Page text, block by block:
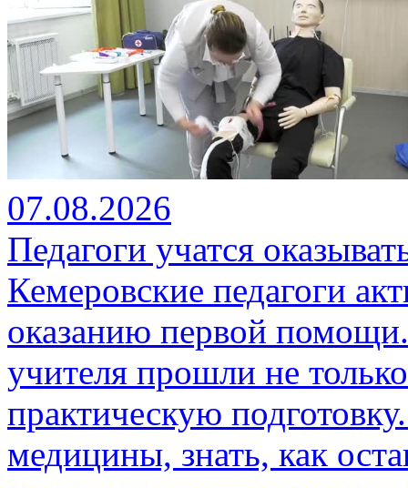
07.08.2026
Педагоги учатся
Кемеровские педагоги
оказанию первой
учителя прошли не
практическую
медицины, знать, как